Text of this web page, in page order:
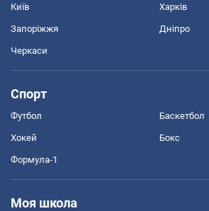
Київ Харків
Запоріжжя Дніпро
Черкаси
Спорт
Футбол Баскетбол
Хокей Бокс
Формула-1
Моя школа